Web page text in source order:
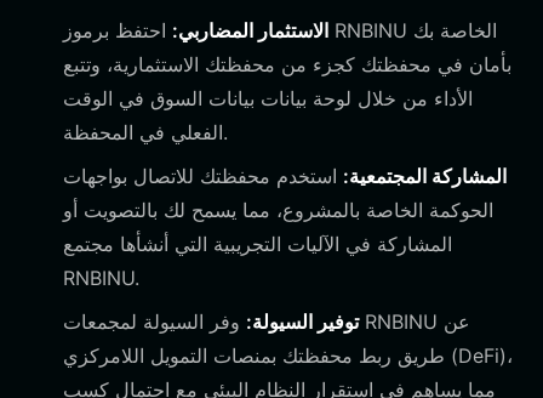
الاستثمار المضاربي: احتفظ برموز RNBINU الخاصة بك
بأمان في محفظتك كجزء من محفظتك الاستثمارية، وتتبع
الأداء من خلال لوحة بيانات بيانات السوق في الوقت
الفعلي في المحفظة.
المشاركة المجتمعية: استخدم محفظتك للاتصال بواجهات
الحوكمة الخاصة بالمشروع، مما يسمح لك بالتصويت أو
المشاركة في الآليات التجريبية التي أنشأها مجتمع
RNBINU.
توفير السيولة: وفر السيولة لمجمعات RNBINU عن
طريق ربط محفظتك بمنصات التمويل اللامركزي (DeFi)،
مما يساهم في استقرار النظام البيئي مع احتمال كسب